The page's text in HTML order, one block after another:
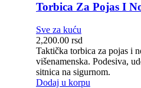
Torbica Za Pojas I
Sve za kuću
2,200.00 rsd
Taktička torbica za pojas i
višenamenska. Podesiva,
sitnica na sigurnom.
Dodaj u korpu